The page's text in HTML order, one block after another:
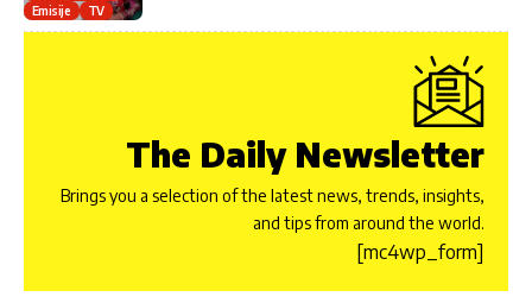
Emisije
TV
The Daily Newsletter
Brings you a selection of the latest news, trends, insights,
and tips from around the world.
[mc4wp_form]